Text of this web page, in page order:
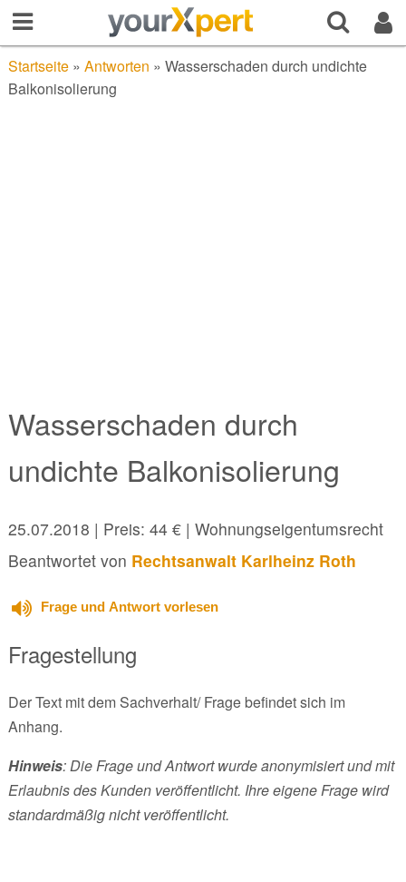
Startseite» Antworten » Wasserschaden durch undichte
Balkonisolierung
Wasserschaden durch
undichte Balkonisolierung
25.07.2018 | Preis: 44 € | Wohnungseigentumsrecht
Beantwortet von Rechtsanwalt Karlheinz Roth
Frage und Antwort vorlesen
Fragestellung
Der Text mit dem Sachverhalt/ Frage befindet sich im
Anhang.
Hinweis: Die Frage und Antwort wurde anonymisiert und mit
Erlaubnis des Kunden veröffentlicht. Ihre eigene Frage wird
standardmäßig nicht veröffentlicht.